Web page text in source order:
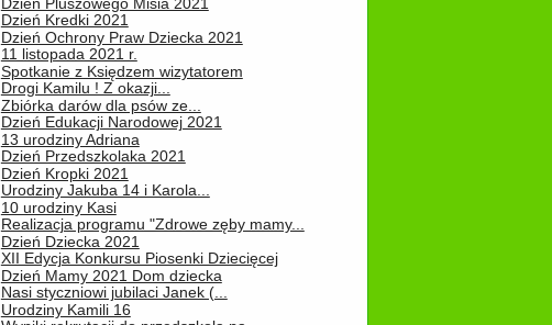
Dzień Kredki 2021
Dzień Ochrony Praw Dziecka 2021
11 listopada 2021 r.
Spotkanie z Księdzem wizytatorem
Drogi Kamilu ! Z okazji...
Zbiórka darów dla psów ze...
Dzień Edukacji Narodowej 2021
13 urodziny Adriana
Dzień Przedszkolaka 2021
Dzień Kropki 2021
Urodziny Jakuba 14 i Karola...
10 urodziny Kasi
Realizacja programu "Zdrowe zęby mamy...
Dzień Dziecka 2021
XII Edycja Konkursu Piosenki Dziecięcej
Dzień Mamy 2021 Dom dziecka
Nasi styczniowi jubilaci Janek (...
Urodziny Kamili 16